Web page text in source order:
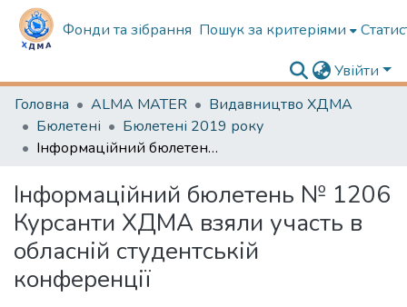
Фонди та зібрання Пошук за критеріями
Увійти
Головна
ALMA MATER
Видавництво ХДМА
Бюлетені
Бюлетені 2019 року
Інформаційний бюлетень № 1206 Курсанти ХДМА взяли участь в обласній студентській конференції
Інформаційний бюлетень № 1206
Курсанти ХДМА взяли участь в
обласній студентській
конференції